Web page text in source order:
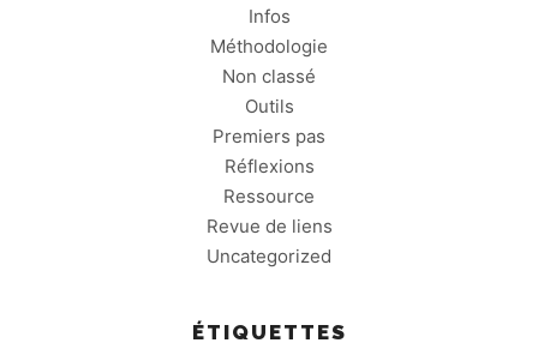
Infos
Méthodologie
Non classé
Outils
Premiers pas
Réflexions
Ressource
Revue de liens
Uncategorized
ÉTIQUETTES